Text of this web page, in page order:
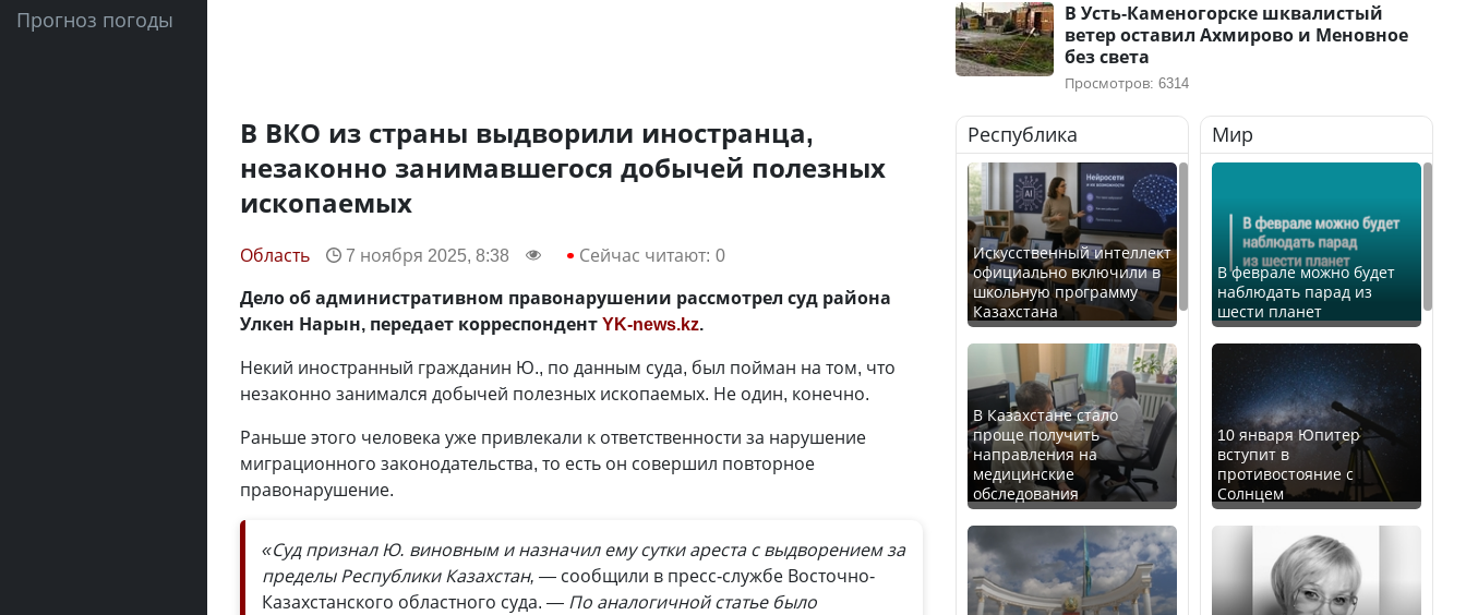
Прогноз погоды
В ВКО из страны выдворили иностранца,
незаконно занимавшегося добычей полезных
ископаемых
Область 7 ноября 2025, 8:38 Сейчас читают: 0
Дело об административном правонарушении рассмотрел суд района
Улкен Нарын, передает корреспондентYK-news.kz.
Некий иностранный гражданин Ю., по данным суда, был пойман на том, что
незаконно занимался добычей полезных ископаемых. Не один, конечно.
Раньше этого человека уже привлекали к ответственности за нарушение
миграционного законодательства, то есть он совершил повторное
правонарушение.
«Суд признал Ю. виновным и назначил ему сутки ареста с выдворением за
пределы Республики Казахстан, — сообщили в пресс-службе Восточно-
Казахстанского областного суда. — По аналогичной статье было
В Усть-Каменогорске шквалистый
ветер оставил Ахмирово и Меновное
без света
Просмотров: 6314
Республика
Искусственный интеллект
официально включили в
школьную программу
Казахстана
В Казахстане стало
проще получить
направления на
медицинские
обследования
Мир
В феврале можно будет
наблюдать парад из
шести планет
10 января Юпитер
вступит в
противостояние с
Солнцем